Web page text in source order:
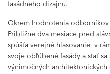
fasádneho dizajnu.
Okrem hodnotenia
Približne dva mesiace pred
spúšťa verejné hlasovanie, v
svoje obľúbené fasády a stať
výnimočných architektonických